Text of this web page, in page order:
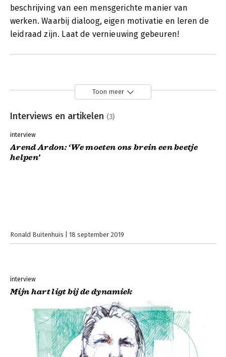
beschrijving van een mensgerichte manier van
werken. Waarbij dialoog, eigen motivatie en leren de
leidraad zijn. Laat de vernieuwing gebeuren!
Toon meer
Interviews en artikelen (3)
interview
Arend Ardon: ‘We moeten ons brein een beetje
helpen’
Ronald Buitenhuis 18 september 2019
interview
Mijn hart ligt bij de dynamiek